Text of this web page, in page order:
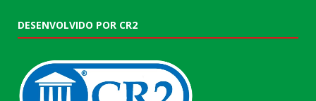
DESENVOLVIDO POR CR2